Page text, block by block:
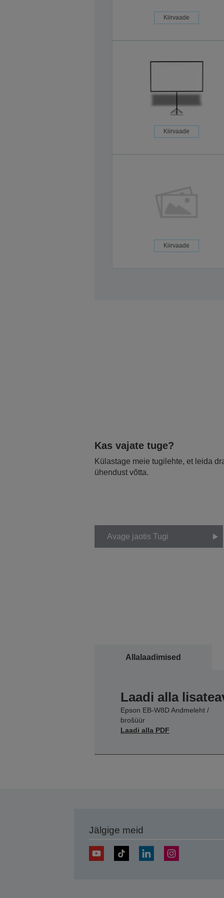
Kiirvaade
Kiirvaade
Kiirvaade
Kas vajate tuge?
Külastage meie tugilehte, et leida
ühendust võtta.
Avage jaotis Tugi
Allalaadimised
Laadi alla
Epson EB-W8D Andmeleht /
brošüür
Laadi alla PDF
Jälgige meid